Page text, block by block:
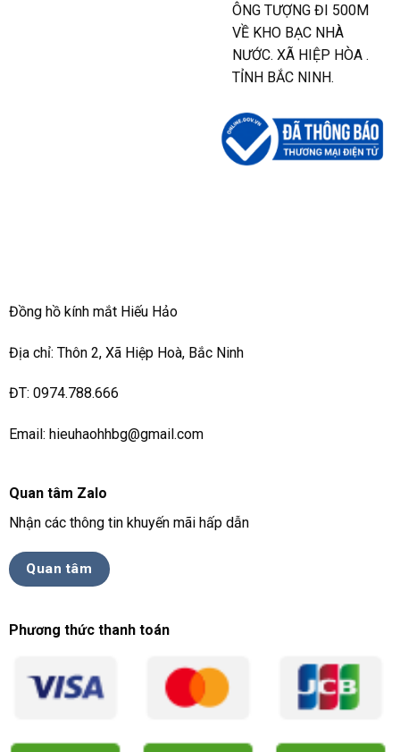
ÔNG TƯỢNG ĐI 500M
VỀ KHO BẠC NHÀ
NƯỚC. XÃ HIỆP HÒA .
TỈNH BẮC NINH.
Đồng hồ kính mắt Hiếu Hảo
Địa chỉ: Thôn 2, Xã Hiệp Hoà, Bắc Ninh
ĐT: 0974.788.666
Email: hieuhaohhbg@gmail.com
Quan tâm Zalo
Nhận các thông tin khuyến mãi hấp dẫn
Quan tâm
Phương thức thanh toán